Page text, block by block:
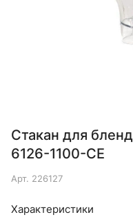
Стакан для
6126-1100-CE
Арт. 226127
Характеристики